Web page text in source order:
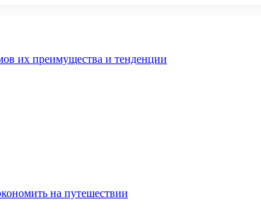
их преимущества и тенденции
на путешествии